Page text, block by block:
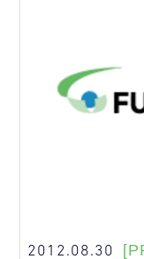
2012.08.30